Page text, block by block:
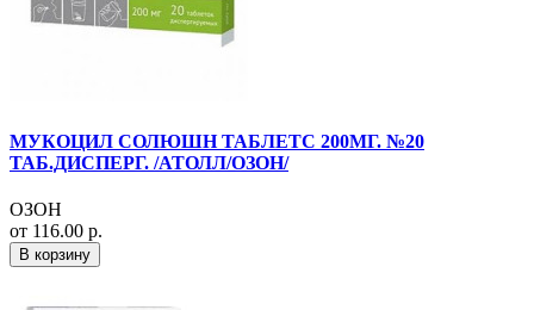
МУКОЦИЛ СОЛЮШН ТАБЛЕТС 200МГ. №20
ТАБ.ДИСПЕРГ. /АТОЛЛ/ОЗОН/
ОЗОН
от 116.00 р.
В корзину